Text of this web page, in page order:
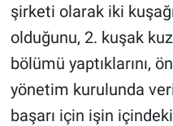
şirketi olarak iki
olduğunu, 2. kuşak
bölümü yaptıklarını,
yönetim kurulunda
başarı için işin